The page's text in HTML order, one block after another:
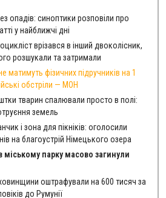
опадів: синоптики розповіли про
у найближчі дні
врізався в інший двоколісник,
розшукали та затримали
матимуть фізичних підручників на 1
обстріли — МОН
тварин спалювали просто в полі:
земель
і зона для пікніків: оголосили
на благоустрій Німецького озера
міському парку масово загинули
оштрафували на 600 тисяч за
до Румунії